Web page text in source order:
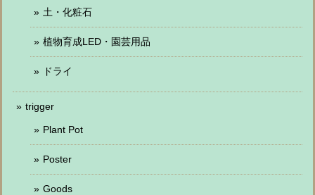
土・化粧石
植物育成LED・園芸用品
ドライ
trigger
Plant Pot
Poster
Goods